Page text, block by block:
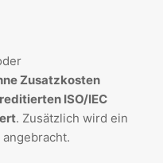
Zusatzkosten
ISO/IEC
. Zusätzlich wird ein